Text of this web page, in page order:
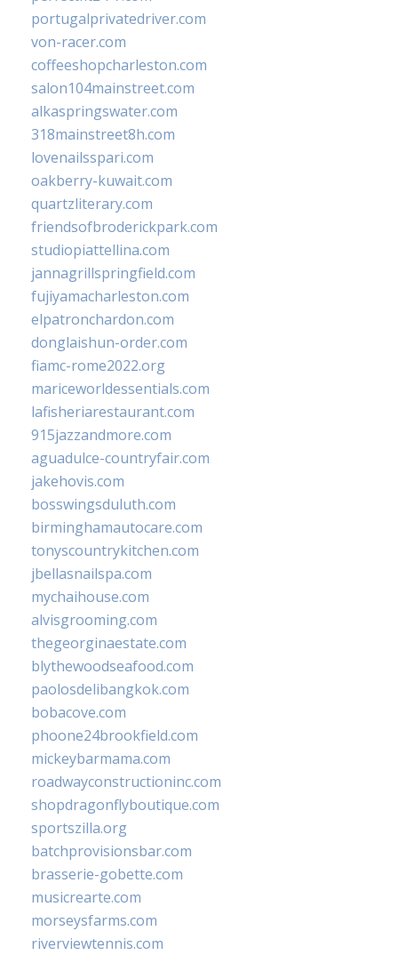
portugalprivatedriver.com
von-racer.com
coffeeshopcharleston.com
salon104mainstreet.com
alkaspringswater.com
318mainstreet8h.com
lovenailsspari.com
oakberry-kuwait.com
quartzliterary.com
friendsofbroderickpark.com
studiopiattellina.com
jannagrillspringfield.com
fujiyamacharleston.com
elpatronchardon.com
donglaishun-order.com
fiamc-rome2022.org
mariceworldessentials.com
lafisheriarestaurant.com
915jazzandmore.com
aguadulce-countryfair.com
jakehovis.com
bosswingsduluth.com
birminghamautocare.com
tonyscountrykitchen.com
jbellasnailspa.com
mychaihouse.com
alvisgrooming.com
thegeorginaestate.com
blythewoodseafood.com
paolosdelibangkok.com
bobacove.com
phoone24brookfield.com
mickeybarmama.com
roadwayconstructioninc.com
shopdragonflyboutique.com
sportszilla.org
batchprovisionsbar.com
brasserie-gobette.com
musicrearte.com
morseysfarms.com
riverviewtennis.com